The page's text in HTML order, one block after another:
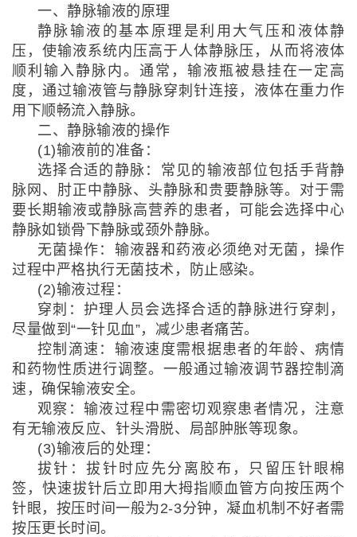
一、静脉输液的原理
静脉输液的基本原理是利用大气压和液体静
压，使输液系统内压高于人体静脉压，从而将液体
顺利输入静脉内。通常，输液瓶被悬挂在一定高
度，通过输液管与静脉穿刺针连接，液体在重力作
用下顺畅流入静脉。
二、静脉输液的操作
(1)输液前的准备：
选择合适的静脉 ：常见的输液部位包括手背静
脉网、肘正中静脉、头静脉和贵要静脉等。对于需
要长期输液或静脉高营养的患者，可能会选择中心
静脉如锁骨下静脉或颈外静脉。
无菌操作：输液器和药液必须绝对无菌，操作
过程中严格执行无菌技术，防止感染。
(2)输液过程：
穿刺：护理人员会选择合适的静脉进行穿刺，
尽量做到“一针见血”，减少患者痛苦。
控制滴速：输液速度需根据患者的年龄、病情
和药物性质进行调整。一般通过输液调节器控制滴
速，确保输液安全。
观察：输液过程中需密切观察患者情况，注意
有无输液反应、针头滑脱、局部肿胀等现象。
(3)输液后的处理：
拔针：拔针时应先分离胶布，只留压针眼棉
签，快速拔针后立即用大拇指顺血管方向按压两个
针眼，按压时间一般为2-3分钟，凝血机制不好者需
按压更长时间。